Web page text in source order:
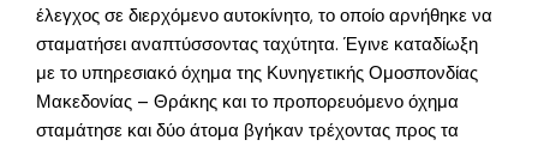
έλεγχος σε διερχόμενο αυτοκίνητο, το οποίο αρνήθηκε να
σταματήσει αναπτύσσοντας ταχύτητα. Έγινε καταδίωξη
με το υπηρεσιακό όχημα της Κυνηγετικής Ομοσπονδίας
Μακεδονίας – Θράκης και το προπορευόμενο όχημα
σταμάτησε και δύο άτομα βγήκαν τρέχοντας προς τα